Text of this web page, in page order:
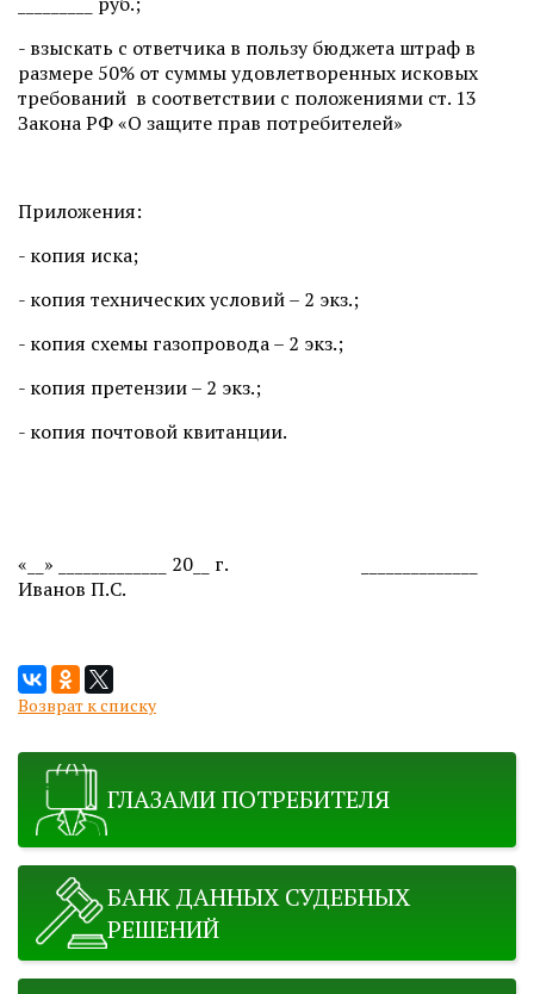
- взыскать с ответчика в пользу бюджета штраф в
размере 50% от суммы удовлетворенных исковых
требований в соответствии с положениями ст. 13
Закона РФ «О защите прав потребителей»
Приложения:
- копия иска;
- копия технических условий – 2 экз.;
- копия схемы газопровода – 2 экз.;
- копия претензии – 2 экз.;
- копия почтовой квитанции.
«__» _____________ 20__ г.
Иванов П.С.
Возврат к списку
ГЛАЗАМИ ПОТРЕБИТЕЛЯ
БАНК ДАННЫХ СУДЕБНЫХ
РЕШЕНИЙ